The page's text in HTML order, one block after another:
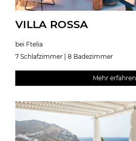
VILLA ROSSA
bei Ftelia
7 Schlafzimmer | 8 Badezimmer
Mehr erfahren